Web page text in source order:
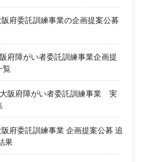
府委託訓練事業の企画提案公募
府障がい者委託訓練事業企画提
覧
阪府障がい者委託訓練事業 実
府委託訓練事業 企画提案公募 追
果